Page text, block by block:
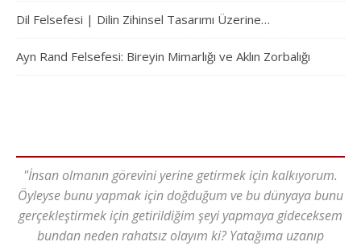
Dil Felsefesi | Dilin Zihinsel Tasarımı Üzerine…
Ayn Rand Felsefesi: Bireyin Mimarlığı ve Aklın Zorbalığı
"İnsan olmanın görevini yerine getirmek için kalkıyorum.
Öyleyse bunu yapmak için doğduğum ve bu dünyaya bunu
gerçekleştirmek için getirildiğim şeyi yapmaya gideceksem
bundan neden rahatsız olayım ki? Yatağıma uzanıp